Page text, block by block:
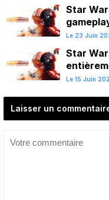
Star
Le 23 Juin
Star
Le 15 Juin
Laisser un